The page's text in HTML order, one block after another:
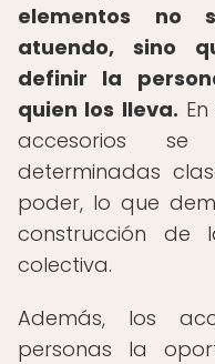
elementos no
atuendo, sino
definir la
quien los lleva.
accesorios
determinadas
poder, lo que
construcción de
colectiva.
Además, los
personas la